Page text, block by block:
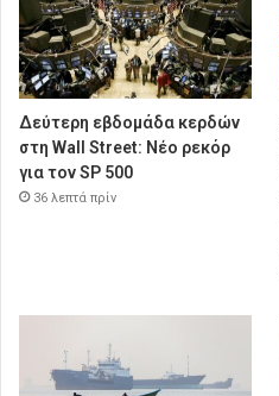
Δεύτερη εβδομάδα κερδών
στη Wall Street: Νέο ρεκόρ
για τον SP 500
36 λεπτά πρίν